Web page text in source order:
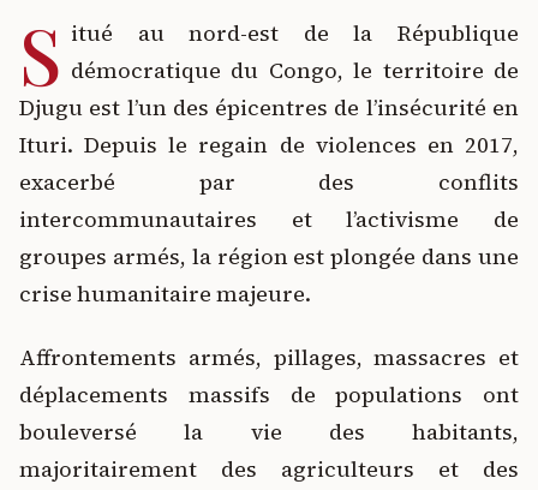
S itué au nord-est de la République
démocratique du Congo, le territoire de
Djugu est l’un des épicentres de l’insécurité en
Ituri. Depuis le regain de violences en 2017,
exacerbé par des conflits
intercommunautaires et l’activisme de
groupes armés, la région est plongée dans une
crise humanitaire majeure.
Affrontements armés, pillages, massacres et
déplacements massifs de populations ont
bouleversé la vie des habitants,
majoritairement des agriculteurs et des